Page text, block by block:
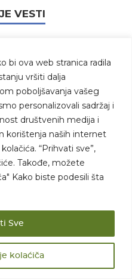
bi ova web stranica radila
vršiti dalja
poboljšavanja vašeg
personalizovali sadržaj i
društvenih medija i
korištenja naših internet
“Prihvati sve”,
Takođe, možete
Kako biste podesili šta
kolaćiča
Sve
VESTI
Svetu
talas
hrane!
povrće
hranljivo: Evo
na vrhu, a koje na
EVION 430
sa njive |
ulja
i požari
proizvodnju u